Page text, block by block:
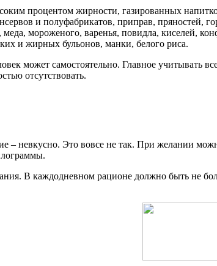
процентом жирности, газированных
и полуфабрикатов, приправ, пряностей,
меда, мороженого, варенья, повидла, киселей,
и жирных бульонов, манки, белого риса.
может самостоятельно. Главное учитывать
отсутствовать.
– невкусно. Это вовсе не так. При желании
В каждодневном рационе должно быть не